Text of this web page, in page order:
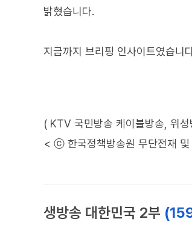
밝혔습니다.
지금까지 브리핑 인사이트였습니
( KTV 국민방송 케이블방송, 위
< ⓒ 한국정책방송원 무단전재 및
생방송 대한민국 2부